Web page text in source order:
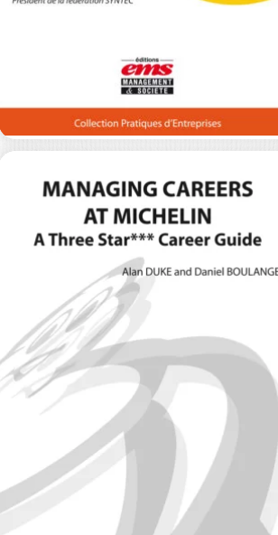
C’est en s’appuyant sur plus de vingt
LE CONSEIL EN
MANAGEMENT
DANS TOUS…
JEAN-PIERRE BOUCHEZ
Le conseil, comme activité marchande,
complexe, relationnelle et
paradoxale… Depuis maintenant
plusieurs années,…